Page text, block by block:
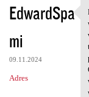
EdwardSpa
mi
09.11.2024
Adres